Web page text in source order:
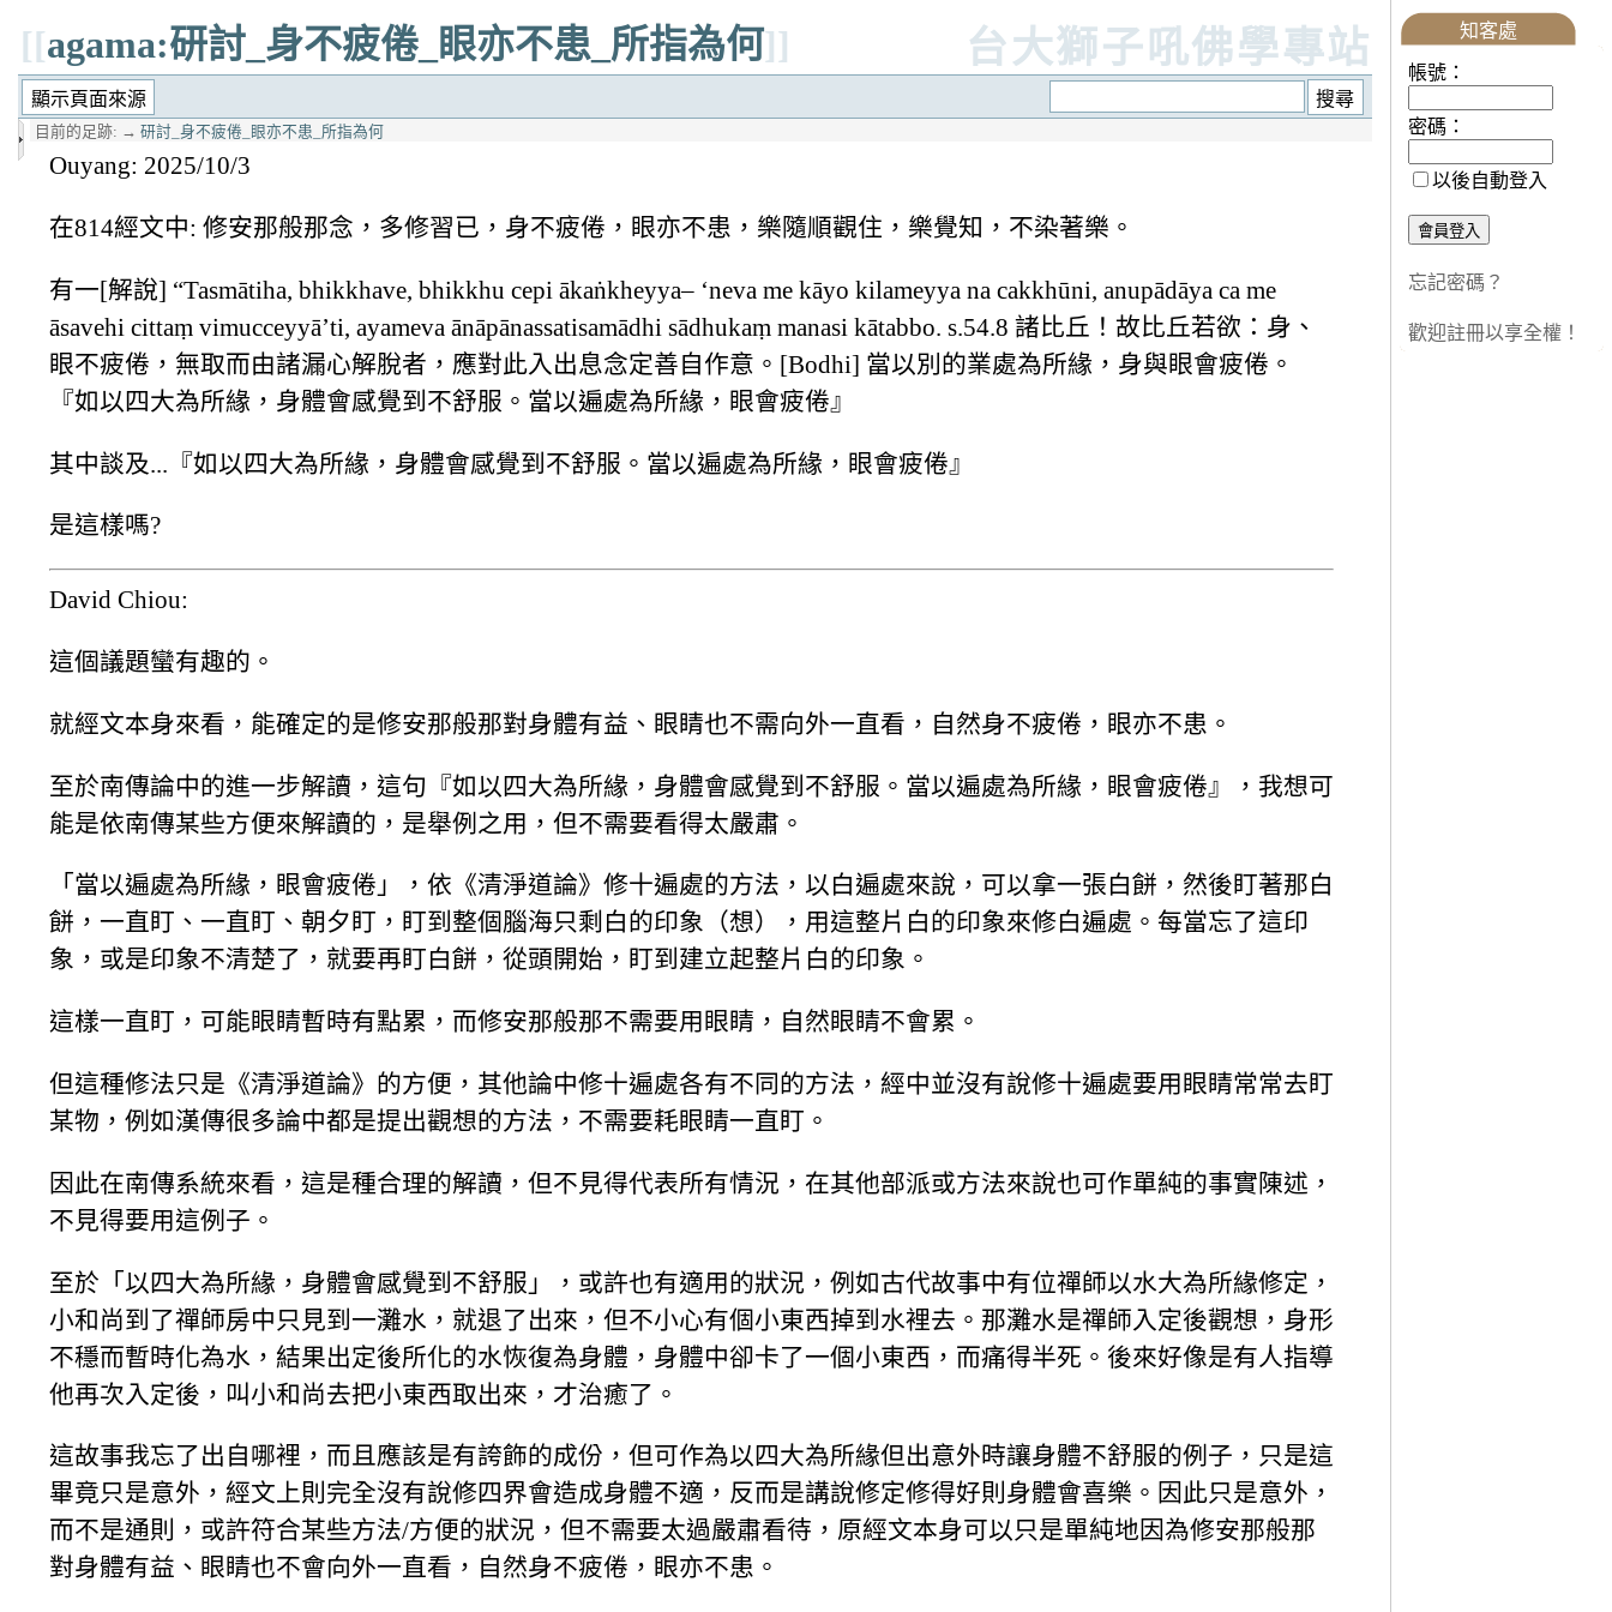
[[agama:研討_身不疲倦_眼亦不患_所指為何]] 台大獅子吼佛學專站
目前的足跡: → 研討_身不疲倦_眼亦不患_所指為何
Ouyang: 2025/10/3
在814經文中: 修安那般那念，多修習已，身不疲倦，眼亦不患，樂隨順觀住，樂覺知，不染著樂。
有一[解說] “Tasmātiha, bhikkhave, bhikkhu cepi ākaṅkheyya– ‘neva me kāyo kilameyya na cakkhūni, anupādāya ca me
āsavehi cittaṃ vimucceyyā’ti, ayameva ānāpānassatisamādhi sādhukaṃ manasi kātabbo. s.54.8 諸比丘！故比丘若欲：身、
眼不疲倦，無取而由諸漏心解脫者，應對此入出息念定善自作意。[Bodhi] 當以別的業處為所緣，身與眼會疲倦。
『如以四大為所緣，身體會感覺到不舒服。當以遍處為所緣，眼會疲倦』
其中談及...『如以四大為所緣，身體會感覺到不舒服。當以遍處為所緣，眼會疲倦』
是這樣嗎?
David Chiou:
這個議題蠻有趣的。
就經文本身來看，能確定的是修安那般那對身體有益、眼睛也不需向外一直看，自然身不疲倦，眼亦不患。
至於南傳論中的進一步解讀，這句『如以四大為所緣，身體會感覺到不舒服。當以遍處為所緣，眼會疲倦』，我想可
能是依南傳某些方便來解讀的，是舉例之用，但不需要看得太嚴肅。
「當以遍處為所緣，眼會疲倦」，依《清淨道論》修十遍處的方法，以白遍處來說，可以拿一張白餅，然後盯著那白
餅，一直盯、一直盯、朝夕盯，盯到整個腦海只剩白的印象（想），用這整片白的印象來修白遍處。每當忘了這印
象，或是印象不清楚了，就要再盯白餅，從頭開始，盯到建立起整片白的印象。
這樣一直盯，可能眼睛暫時有點累，而修安那般那不需要用眼睛，自然眼睛不會累。
但這種修法只是《清淨道論》的方便，其他論中修十遍處各有不同的方法，經中並沒有說修十遍處要用眼睛常常去盯
某物，例如漢傳很多論中都是提出觀想的方法，不需要耗眼睛一直盯。
因此在南傳系統來看，這是種合理的解讀，但不見得代表所有情況，在其他部派或方法來說也可作單純的事實陳述，
不見得要用這例子。
至於「以四大為所緣，身體會感覺到不舒服」，或許也有適用的狀況，例如古代故事中有位禪師以水大為所緣修定，
小和尚到了禪師房中只見到一灘水，就退了出來，但不小心有個小東西掉到水裡去。那灘水是禪師入定後觀想，身形
不穩而暫時化為水，結果出定後所化的水恢復為身體，身體中卻卡了一個小東西，而痛得半死。後來好像是有人指導
他再次入定後，叫小和尚去把小東西取出來，才治癒了。
這故事我忘了出自哪裡，而且應該是有誇飾的成份，但可作為以四大為所緣但出意外時讓身體不舒服的例子，只是這
畢竟只是意外，經文上則完全沒有說修四界會造成身體不適，反而是講說修定修得好則身體會喜樂。因此只是意外，
而不是通則，或許符合某些方法/方便的狀況，但不需要太過嚴肅看待，原經文本身可以只是單純地因為修安那般那
對身體有益、眼睛也不會向外一直看，自然身不疲倦，眼亦不患。
知客處
帳號：
密碼：
以後自動登入
忘記密碼？
歡迎註冊以享全權！